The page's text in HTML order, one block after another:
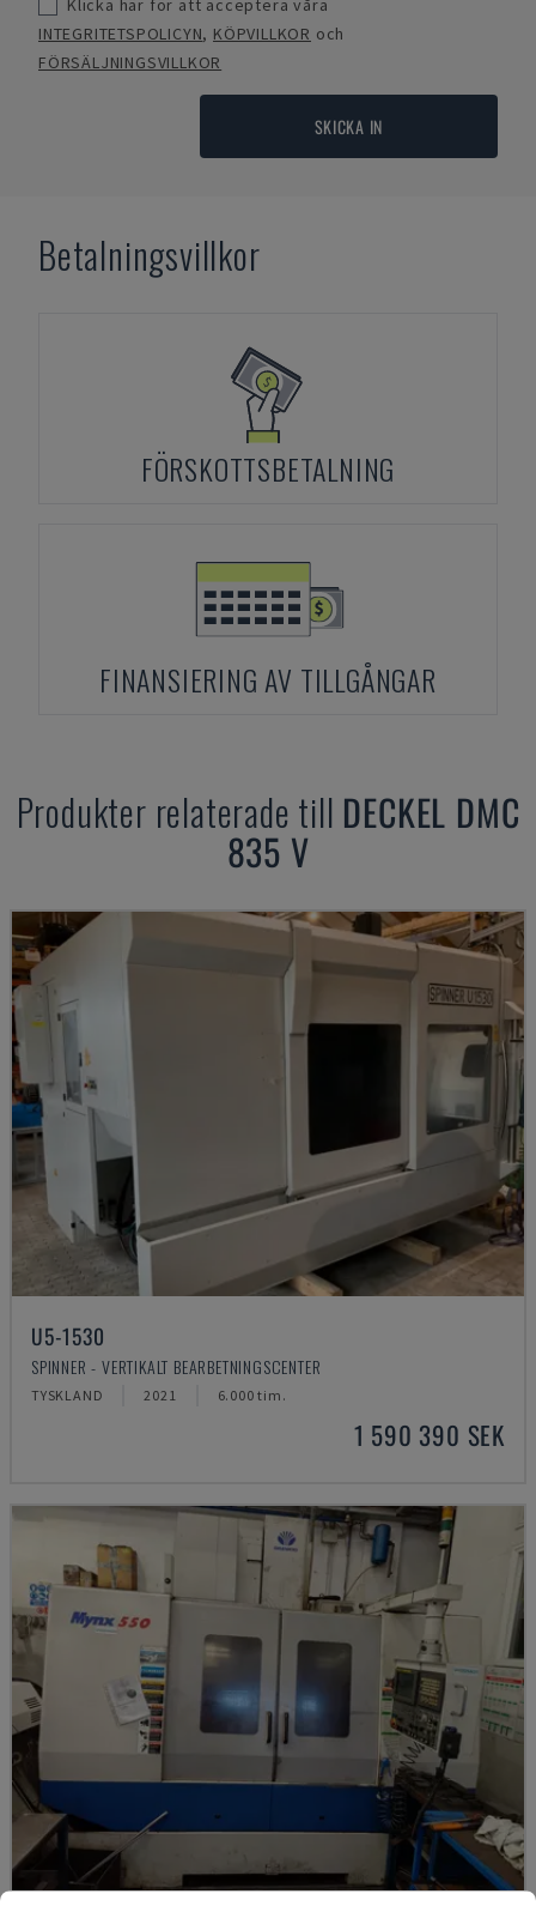
Klicka här för att acceptera våra
INTEGRITETSPOLICYN, KÖPVILLKOR och
FÖRSÄLJNINGSVILLKOR
SKICKA IN
Betalningsvillkor
FÖRSKOTTSBETALNING
FINANSIERING AV TILLGÅNGAR
Produkter relaterade till DECKEL DMC
835 V
U5-1530
SPINNER - VERTIKALT BEARBETNINGSCENTER
TYSKLAND 2021 6.000 tim.
1 590 390 SEK